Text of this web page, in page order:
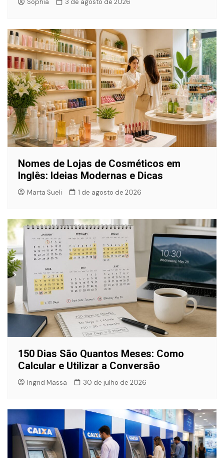
Sophia 3 de agosto de 2026
Nomes de Lojas de Cosméticos em
Inglês: Ideias Modernas e Dicas
Marta Sueli 1 de agosto de 2026
150 Dias São Quantos Meses: Como
Calcular e Utilizar a Conversão
Ingrid Massa 30 de julho de 2026